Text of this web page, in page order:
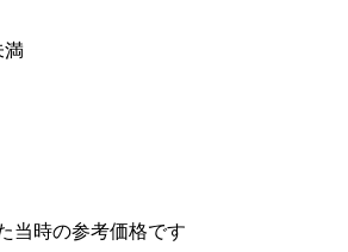
満
当時の参考価格です